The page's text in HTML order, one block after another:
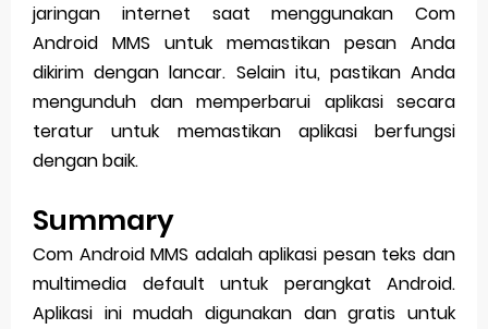
jaringan internet saat menggunakan Com
Android MMS untuk memastikan pesan Anda
dikirim dengan lancar. Selain itu, pastikan Anda
mengunduh dan memperbarui aplikasi secara
teratur untuk memastikan aplikasi berfungsi
dengan baik.
Summary
Com Android MMS adalah aplikasi pesan teks dan
multimedia default untuk perangkat Android.
Aplikasi ini mudah digunakan dan gratis untuk